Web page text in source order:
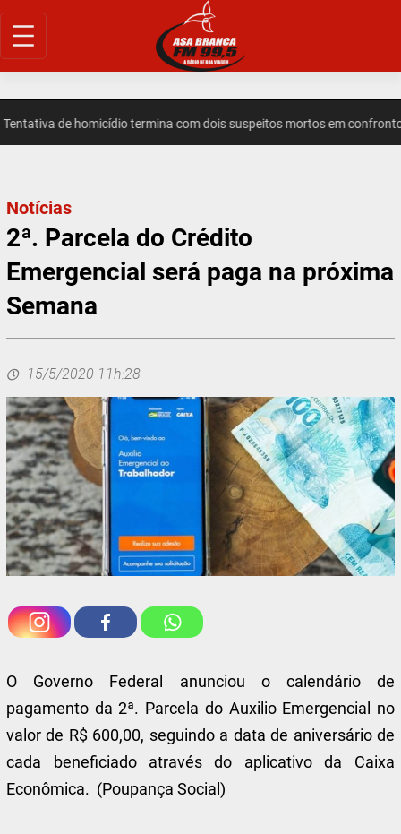
Pular
para
de homicídio termina com dois suspeitos mortos em confronto
Notícias
2ª. Parcela do Crédito
Emergencial será paga na próxima
Semana
15/5/2020 11h:28
O Governo Federal anunciou o calendário de
pagamento da 2ª. Parcela do Auxilio Emergencial no
valor de R$ 600,00, seguindo a data de aniversário de
cada beneficiado através do aplicativo da Caixa
Econômica. (Poupança Social)